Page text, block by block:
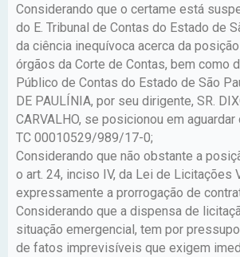
Considerando que o certame está
do E. Tribunal de Contas do Estado de
da ciência inequívoca acerca da
órgãos da Corte de Contas, bem como
Público de Contas do Estado de São
DE PAULÍNIA, por seu dirigente, SR.
CARVALHO, se posicionou em
TC 00010529/989/17-0;
Considerando que não obstante a
o art. 24, inciso IV, da Lei de Licitações
expressamente a prorrogação de
Considerando que a dispensa de
situação emergencial, tem por
de fatos imprevisíveis que exigem